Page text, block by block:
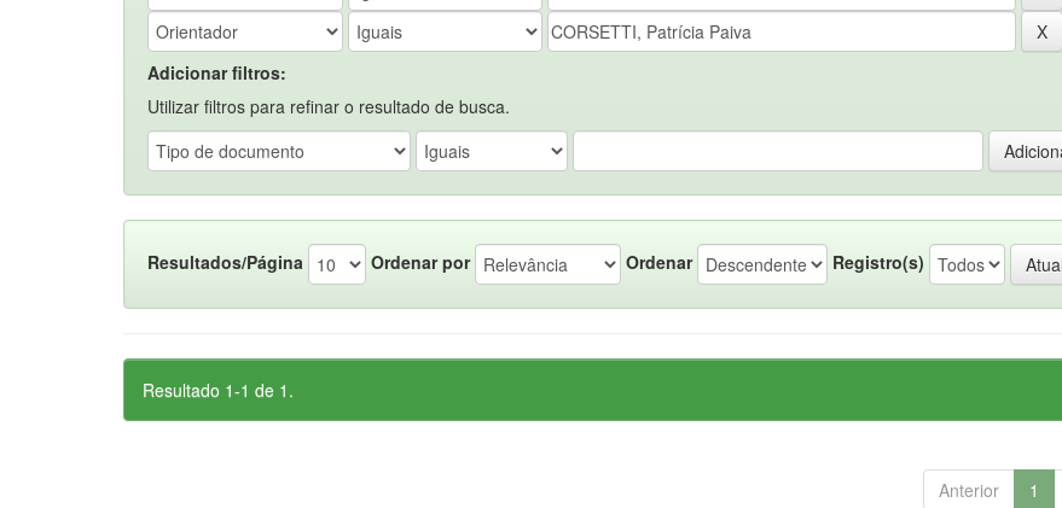
Adicionar filtros:
Utilizar filtros para refinar o resultado de busca.
Resultados/Página Ordenar por Ordenar Registro(s)
Resultado 1-1 de 1.
Anterior 1